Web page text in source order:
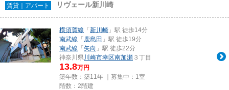
賃貸｜アパート リヴェール新川崎
横須賀線 「 新川崎 」駅 徒歩14分
南武線 「 鹿島田 」駅 徒歩19分
南武線 「 矢向 」駅 徒歩22分
神奈川県川崎市幸区南加瀬 ３丁目
13.8万円
築年数：築11年 ｜募集中： 1室
階数：2階建